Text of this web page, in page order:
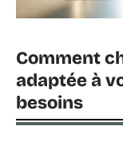
Comment
adaptée à
besoins